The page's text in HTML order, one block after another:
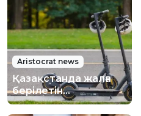
Aristocrat news
Қазақстанда жалға
берілетін
самокаттарға нөмір